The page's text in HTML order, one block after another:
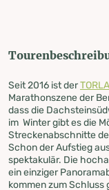
Seit 2016 ist der
Marathonszene der
dass die
im Winter gibt es die
Streckenabschnitte
Schon der Aufstieg
spektakulär. Die
ein einziger
kommen zum